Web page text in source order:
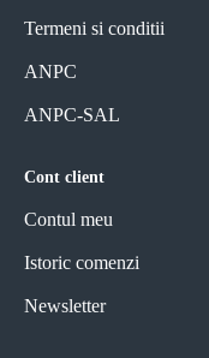
Termeni si conditii
ANPC
ANPC-SAL
Cont client
Contul meu
Istoric comenzi
Newsletter